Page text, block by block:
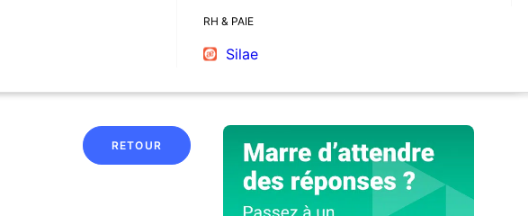
RH & PAIE
Silae
RETOUR